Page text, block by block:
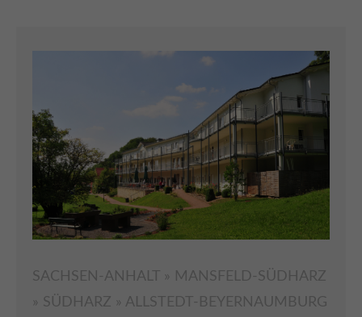
Cybersteel Inc.
376-293 City Road, Suite 600
San Francisco, CA 94102
Have any questions?
+44 1234 567 890
Drop us a line
SACHSEN-ANHALT » MANSFELD-SÜDHARZ
» SÜDHARZ » ALLSTEDT-BEYERNAUMBURG